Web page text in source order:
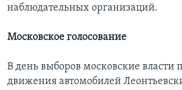
наблюдательных организаций.
Московское голосование
В день выборов московские власти
движения автомобилей